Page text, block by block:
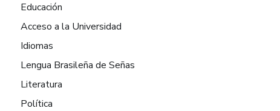
Educación
Acceso a la Universidad
Idiomas
Lengua Brasileña de Señas
Literatura
Política